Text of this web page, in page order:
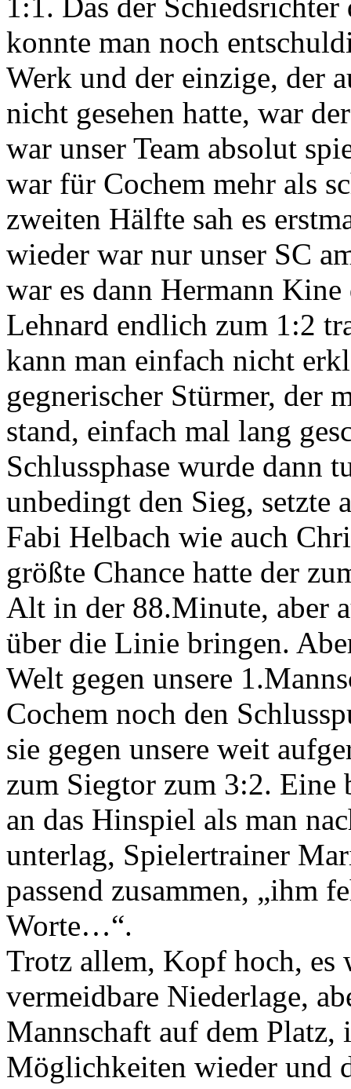
konnte man noch
Werk und der einzige, der
nicht gesehen hatte, war
war unser Team absolut
war für Cochem mehr als
zweiten Hälfte sah es
wieder war nur unser SC
war es dann Hermann
Lehnard endlich zum 1:2
kann man einfach nicht
gegnerischer Stürmer, der
stand, einfach mal lang
Schlussphase wurde dann
unbedingt den Sieg, setzte
Fabi Helbach wie auch
größte Chance hatte der
Alt in der 88.Minute, aber
über die Linie bringen.
Welt gegen unsere
Cochem noch den
sie gegen unsere weit
zum Siegtor zum 3:2. Eine
an das Hinspiel als man
unterlag, Spielertrainer
passend zusammen, „ihm
Worte…“.
Trotz allem, Kopf hoch, es
vermeidbare Niederlage,
Mannschaft auf dem
Möglichkeiten wieder und